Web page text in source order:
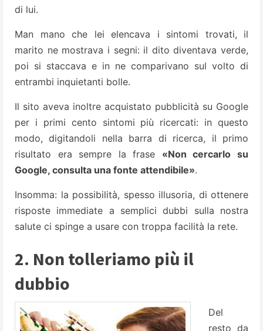
di lui.
Man mano che lei elencava i sintomi trovati, il
marito ne mostrava i segni: il dito diventava verde,
poi si staccava e in ne comparivano sul volto di
entrambi inquietanti bolle.
Il sito aveva inoltre acquistato pubblicità su Google
per i primi cento sintomi più ricercati: in questo
modo, digitandoli nella barra di ricerca, il primo
risultato era sempre la frase «Non cercarlo su
Google, consulta una fonte attendibile».
Insomma: la possibilità, spesso illusoria, di ottenere
risposte immediate a semplici dubbi sulla nostra
salute ci spinge a usare con troppa facilità la rete.
2. Non tolleriamo più il
dubbio
Del
resto da